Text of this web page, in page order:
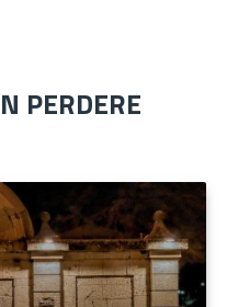
PERDERE